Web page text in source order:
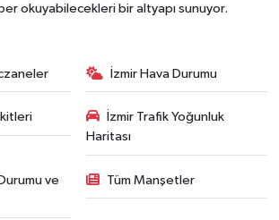
okuyabilecekleri bir altyapı sunuyor.
İzmir Hava Durumu
İzmir Trafik Yoğunluk
Haritası
ve
Tüm Manşetler